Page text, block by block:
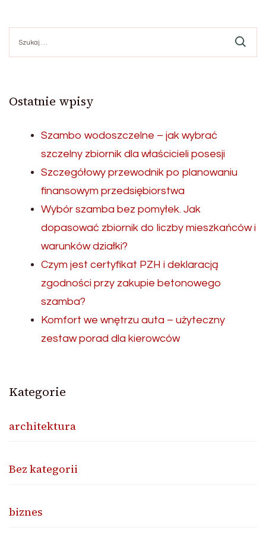
Ostatnie wpisy
Szambo wodoszczelne – jak wybrać
szczelny zbiornik dla właścicieli posesji
Szczegółowy przewodnik po planowaniu
finansowym przedsiębiorstwa
Wybór szamba bez pomyłek. Jak
dopasować zbiornik do liczby mieszkańców i
warunków działki?
Czym jest certyfikat PZH i deklaracją
zgodności przy zakupie betonowego
szamba?
Komfort we wnętrzu auta – użyteczny
zestaw porad dla kierowców
Kategorie
architektura
Bez kategorii
biznes